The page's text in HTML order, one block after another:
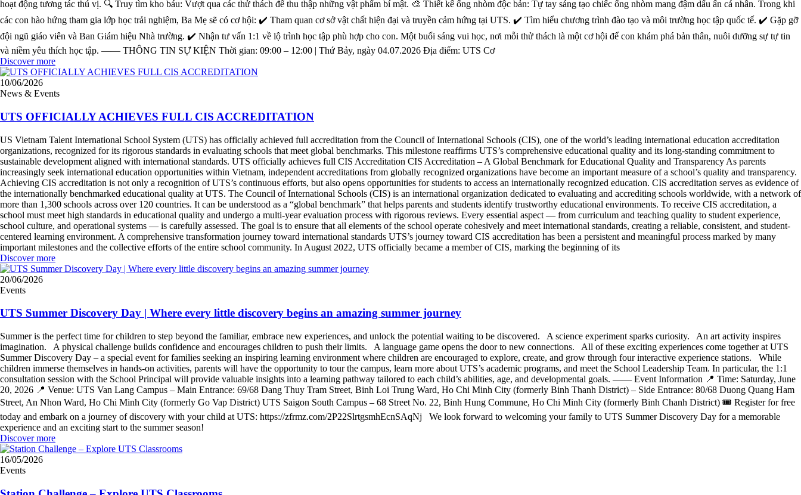
hoạt động tương tác thú vị. 🔍 Truy tìm kho báu: Vượt qua các thử thách để thu thập những vật phẩm bí mật. 🎨 Thiết kế ống nhòm độc bản: Tự tay sáng tạo chiếc ống nhòm mang đậm dấu ấn cá nhân. Trong khi
các con hào hứng tham gia lớp học trải nghiệm, Ba Mẹ sẽ có cơ hội: ✔️ Tham quan cơ sở vật chất hiện đại và truyền cảm hứng tại UTS. ✔️ Tìm hiểu chương trình đào tạo và môi trường học tập quốc tế. ✔️ Gặp gỡ
đội ngũ giáo viên và Ban Giám hiệu Nhà trường. ✔️ Nhận tư vấn 1:1 về lộ trình học tập phù hợp cho con. Một buổi sáng vui học, nơi mỗi thử thách là một cơ hội để con khám phá bản thân, nuôi dưỡng sự tự tin
và niềm yêu thích học tập. —— THÔNG TIN SỰ KIỆN Thời gian: 09:00 – 12:00 | Thứ Bảy, ngày 04.07.2026 Địa điểm: UTS Cơ
Discover more
10/06/2026
News & Events
UTS OFFICIALLY ACHIEVES FULL CIS ACCREDITATION
US Vietnam Talent International School System (UTS) has officially achieved full accreditation from the Council of International Schools (CIS), one of the world’s leading international education accreditation
organizations, recognized for its rigorous standards in evaluating schools that meet global benchmarks. This milestone reaffirms UTS’s comprehensive educational quality and its long-standing commitment to
sustainable development aligned with international standards. UTS officially achieves full CIS Accreditation CIS Accreditation – A Global Benchmark for Educational Quality and Transparency As parents
increasingly seek international education opportunities within Vietnam, independent accreditations from globally recognized organizations have become an important measure of a school’s quality and transparency.
Achieving CIS accreditation is not only a recognition of UTS’s continuous efforts, but also opens opportunities for students to access an internationally recognized education. CIS accreditation serves as evidence of
the internationally benchmarked educational quality at UTS. The Council of International Schools (CIS) is an international organization dedicated to evaluating and accrediting schools worldwide, with a network of
more than 1,300 schools across over 120 countries. It can be understood as a “global benchmark” that helps parents and students identify trustworthy educational environments. To receive CIS accreditation, a
school must meet high standards in educational quality and undergo a multi-year evaluation process with rigorous reviews. Every essential aspect — from curriculum and teaching quality to student experience,
school culture, and operational systems — is carefully assessed. The goal is to ensure that all elements of the school operate cohesively and meet international standards, creating a reliable, consistent, and student-
centered learning environment. A comprehensive transformation journey toward international standards UTS’s journey toward CIS accreditation has been a persistent and meaningful process marked by many
important milestones and the collective efforts of the entire school community. In August 2022, UTS officially became a member of CIS, marking the beginning of its
Discover more
20/06/2026
Events
UTS Summer Discovery Day | Where every little discovery begins an amazing summer journey
Summer is the perfect time for children to step beyond the familiar, embrace new experiences, and unlock the potential waiting to be discovered. A science experiment sparks curiosity. An art activity inspires
imagination. A physical challenge builds confidence and encourages children to push their limits. A language game opens the door to new connections. All of these exciting experiences come together at UTS
Summer Discovery Day – a special event for families seeking an inspiring learning environment where children are encouraged to explore, create, and grow through four interactive experience stations. While
children immerse themselves in hands-on activities, parents will have the opportunity to tour the campus, learn more about UTS’s academic programs, and meet the School Leadership Team. In particular, the 1:1
consultation session with the School Principal will provide valuable insights into a learning pathway tailored to each child’s abilities, age, and developmental goals. —— Event Information 📍 Time: Saturday, June
20, 2026 📍 Venue: UTS Van Lang Campus – Main Entrance: 69/68 Dang Thuy Tram Street, Binh Loi Trung Ward, Ho Chi Minh City (formerly Binh Thanh District) – Side Entrance: 80/68 Duong Quang Ham
Street, An Nhon Ward, Ho Chi Minh City (formerly Go Vap District) UTS Saigon South Campus – 68 Street No. 22, Binh Hung Commune, Ho Chi Minh City (formerly Binh Chanh District) 🎟 Register for free
today and embark on a journey of discovery with your child at UTS: https://zfrmz.com/2P22SlrtgsmhEcnSAqNj We look forward to welcoming your family to UTS Summer Discovery Day for a memorable
experience and an exciting start to the summer season!
Discover more
16/05/2026
Events